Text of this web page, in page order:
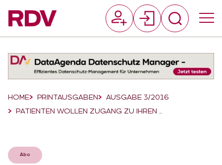
Breadcrumb-Navigation
HOME PRINTAUSGABEN
AUSGABE 3/2016
PATIENTEN WOLLEN ZUGANG ZU IHREN …
Abo